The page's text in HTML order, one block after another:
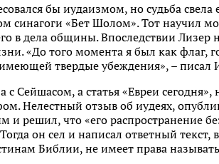
бы иудаизмом, но судьба свела
синагоги «Бет Шолом». Тот научил
в дела общины. Впоследствии Лизер
«До того момента я был как флаг,
твердые убеждения», – писал
Сейшасом, а статья «Евреи сегодня»,
Нелестный отзыв об иудеях,
и решил, что «его распространение
он сел и написал ответный текст,
Библии, не имеет права